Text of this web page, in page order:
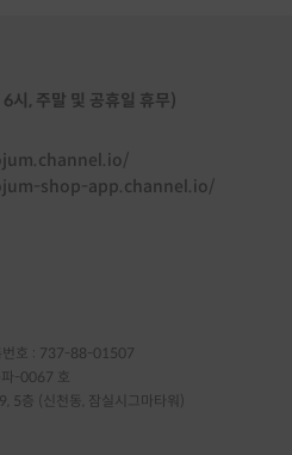
시, 주말 및 공휴일 휴무)
shop-app.channel.io/
번호 : 737-88-01507
-0067 호
5층 (신천동, 잠실시그마타워)